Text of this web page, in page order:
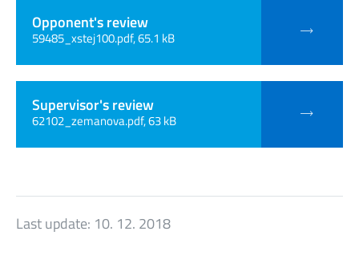
Opponent's review
59485_xstej100.pdf, 65.1 kB
Supervisor's review
62102_zemanova.pdf, 63 kB
Last update: 10. 12. 2018